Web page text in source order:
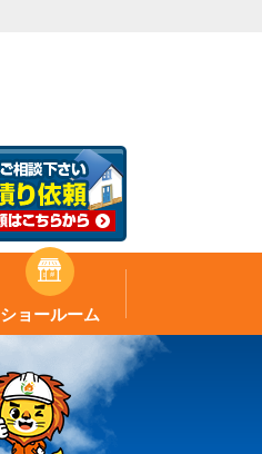
ショールーム